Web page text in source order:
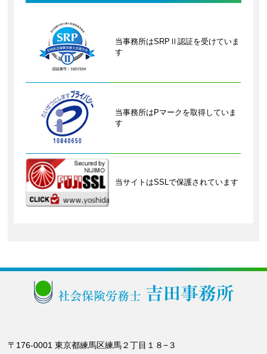
当事務所はSRPⅡ認証を受けていま
す
当事務所はPマークを取得していま
す
当サイトはSSLで保護されています
〒176-0001 東京都練馬区練馬２丁目１８−３